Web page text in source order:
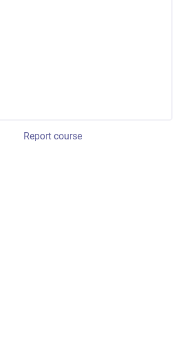
Report course